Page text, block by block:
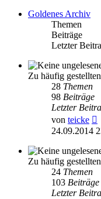
Goldenes Archiv
Themen
Beiträge
Letzter
Zu häufig
28 Themen
98 Beiträge
Letzter
von teicke
24.09.2014
Zu häufig
24 Themen
103 Beiträge
Letzter